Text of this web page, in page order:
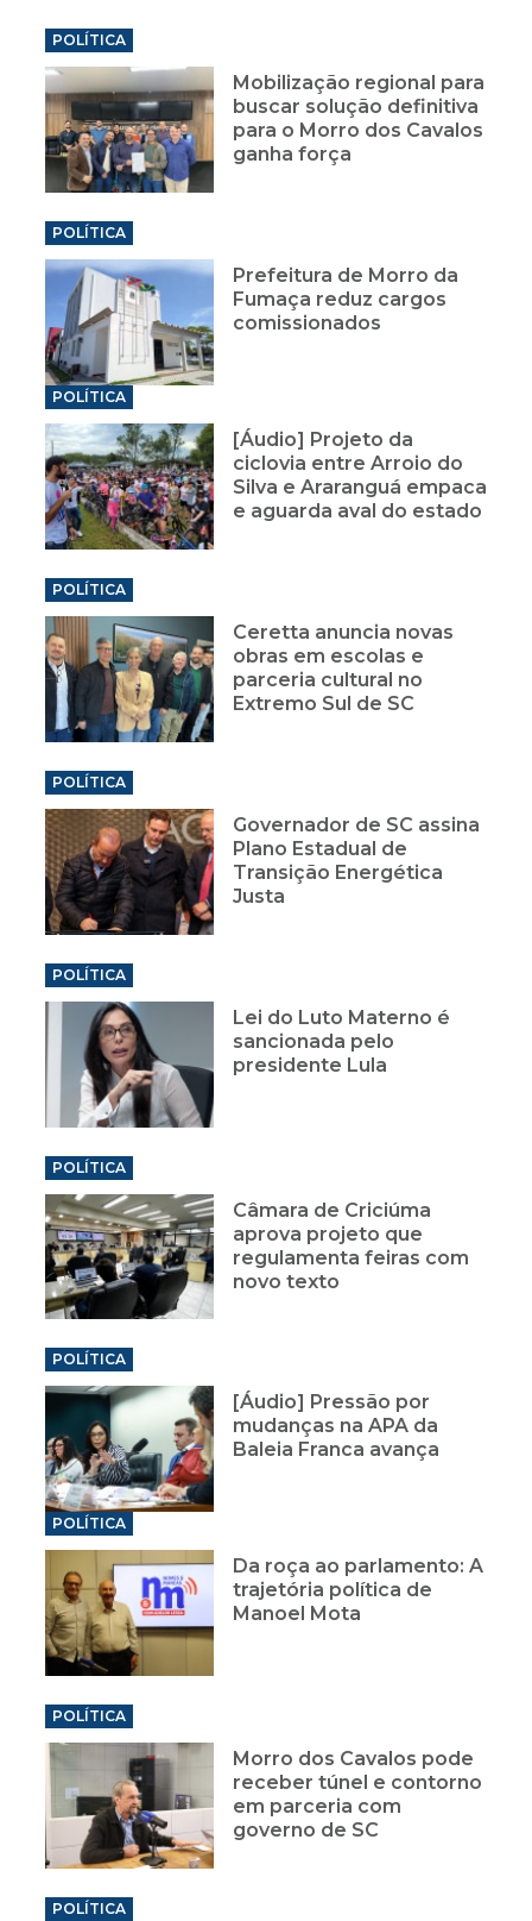
POLÍTICA
Mobilização regional para
buscar solução definitiva
para o Morro dos Cavalos
ganha força
POLÍTICA
Prefeitura de Morro da
Fumaça reduz cargos
comissionados
POLÍTICA
[Áudio] Projeto da
ciclovia entre Arroio do
Silva e Araranguá empaca
e aguarda aval do estado
POLÍTICA
Ceretta anuncia novas
obras em escolas e
parceria cultural no
Extremo Sul de SC
POLÍTICA
Governador de SC assina
Plano Estadual de
Transição Energética
Justa
POLÍTICA
Lei do Luto Materno é
sancionada pelo
presidente Lula
POLÍTICA
Câmara de Criciúma
aprova projeto que
regulamenta feiras com
novo texto
POLÍTICA
[Áudio] Pressão por
mudanças na APA da
Baleia Franca avança
POLÍTICA
Da roça ao parlamento: A
trajetória política de
Manoel Mota
POLÍTICA
Morro dos Cavalos pode
receber túnel e contorno
em parceria com
governo de SC
POLÍTICA